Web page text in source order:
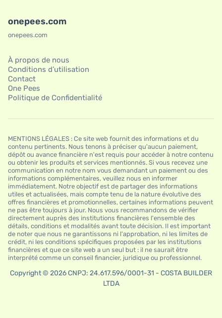
onepees.com
onepees.com
À propos de nous
Conditions d’utilisation
Contact
One Pees
Politique de Confidentialité
MENTIONS LÉGALES : Ce site web fournit des informations et du
contenu pertinents. Nous tenons à préciser qu'aucun paiement,
dépôt ou avance financière n'est requis pour accéder à notre contenu
ou obtenir les produits et services mentionnés. Si vous recevez une
communication en notre nom vous demandant un paiement ou des
informations complémentaires, veuillez nous en informer
immédiatement. Notre objectif est de partager des informations
utiles et actualisées, mais compte tenu de la nature évolutive des
offres financières et promotionnelles, certaines informations peuvent
ne pas être toujours à jour. Nous vous recommandons de vérifier
directement auprès des institutions financières l'ensemble des
détails, conditions et modalités avant toute décision. Il est important
de noter que nous ne garantissons ni l'approbation, ni les limites de
crédit, ni les conditions spécifiques proposées par les institutions
financières et que ce site web a un seul but : il ne saurait être
interprété comme un conseil financier, juridique ou professionnel.
Copyright © 2026 CNPJ: 24.617.596/0001-31 - COSTA BUILDER
LTDA